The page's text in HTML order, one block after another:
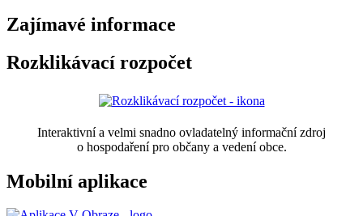
Zajímavé informace
Rozklikávací rozpočet
Interaktivní a velmi snadno ovladatelný informační zdroj
o hospodaření pro občany a vedení obce.
Mobilní aplikace